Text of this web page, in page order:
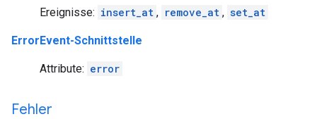
Ereignisse: insert_at , remove_at , set_at
ErrorEvent-Schnittstelle
Attribute: error
Fehler